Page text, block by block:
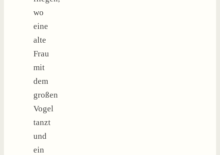
wo
eine
alte
Frau
mit
dem
großen
Vogel
tanzt
und
ein